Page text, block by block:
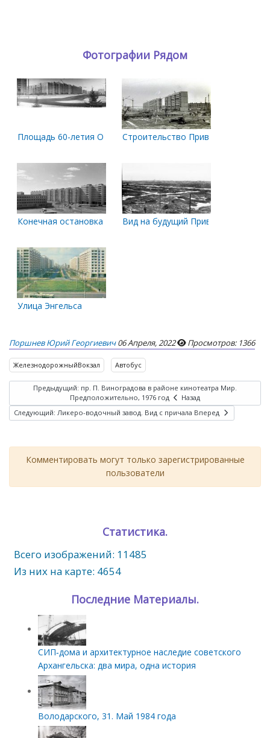
Фотографии Рядом
Площадь 60-летия ОктябряСтроительство Привокзальной
Конечная остановка у железнодорожного вокзала. Июнь
Вид на будущий Привокзальный
Улица Энгельса
Поршнев Юрий Георгиевич 06 Апреля, 2022 Просмотров: 1366
ЖелезнодорожныйВокзал Автобус
Предыдущий: пр. П. Виноградова в районе кинотеатра Мир.
Предположительно, 1976 год
Назад
Следующий: Ликеро-водочный завод. Вид с причала Вперед
Комментировать могут только зарегистрированные
пользователи
Статистика.
Всего изображений: 11485
Из них на карте: 4654
Последние Материалы.
СИП‑дома и архитектурное наследие советского
Архангельска: два мира, одна история
Володарского, 31. Май 1984 года